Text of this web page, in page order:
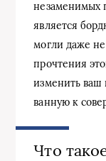
незаменимых
является
могли даже
прочтения
изменить ваш
ванную к
Что